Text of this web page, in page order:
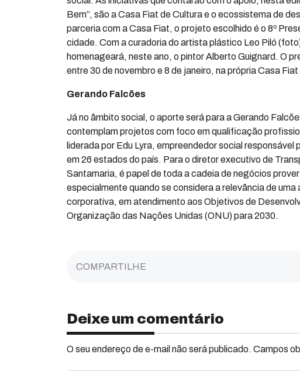
Bem”, são a Casa Fiat de Cultura e o ecossistema de
parceria com a Casa Fiat, o projeto escolhido é o 8º
cidade. Com a curadoria do artista plástico Leo Piló
homenageará, neste ano, o pintor Alberto Guignard. O
entre 30 de novembro e 8 de janeiro, na própria Casa
Gerando Falcões
Já no âmbito social, o aporte será para a Gerando
contemplam projetos com foco em qualificação
liderada por Edu Lyra, empreendedor social responsável
em 26 estados do país. Para o diretor executivo de
Santamaria, é papel de toda a cadeia de negócios
especialmente quando se considera a relevância de
corporativa, em atendimento aos Objetivos de
Organização das Nações Unidas (ONU) para 2030.
COMPARTILHE
Deixe um comentário
O seu endereço de e-mail não será publicado. Campos